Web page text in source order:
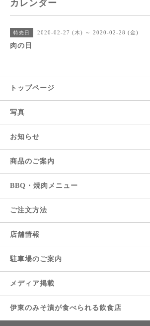
カレンダー
特売日 2020-02-27 (木) ～ 2020-02-28 (金)
肉の日
トップページ
写真
お知らせ
商品のご案内
BBQ・焼肉メニュー
ご注文方法
店舗情報
駐車場のご案内
メディア掲載
伊東のみそ漬が食べられる飲食店